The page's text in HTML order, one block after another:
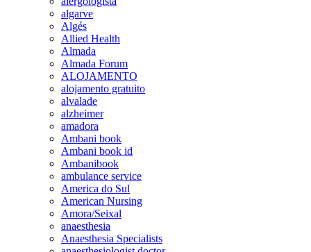
algarve
Algés
Allied Health
Almada
Almada Forum
ALOJAMENTO
alojamento gratuito
alvalade
alzheimer
amadora
Ambani book
Ambani book id
Ambanibook
ambulance service
America do Sul
American Nursing
Amora/Seixal
anaesthesia
Anaesthesia Specialists